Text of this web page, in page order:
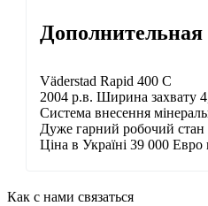
Väderstad Rapid 400 С
2004 р.в. Ширина захвату
Система внесення
Дуже гарний робочий
Ціна в Україні 39 000 Евро
Как с нами связаться